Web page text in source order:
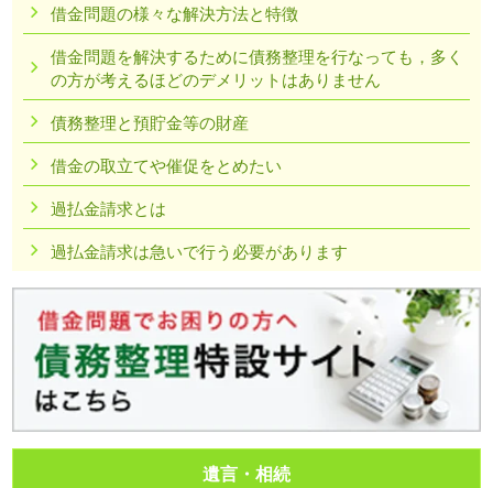
借金問題の様々な解決方法と特徴
借金問題を解決するために債務整理を行なっても，多く
の方が考えるほどのデメリットはありません
債務整理と預貯金等の財産
借金の取立てや催促をとめたい
過払金請求とは
過払金請求は急いで行う必要があります
遺言・相続